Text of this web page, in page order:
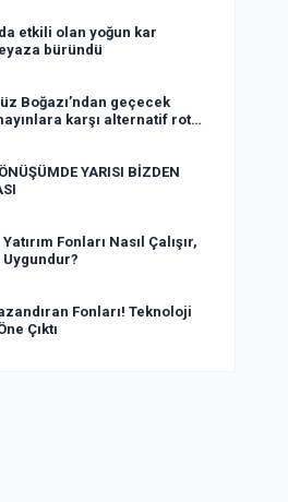
etkili olan yoğun kar
büründü
Boğazı’ndan geçecek
karşı alternatif rota
YARISI BİZDEN
Fonları Nasıl Çalışır,
Fonları! Teknoloji
Çıktı